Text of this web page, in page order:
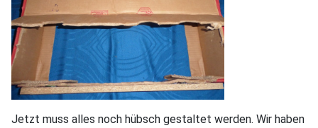
Jetzt muss alles noch hübsch gestaltet werden. Wir haben